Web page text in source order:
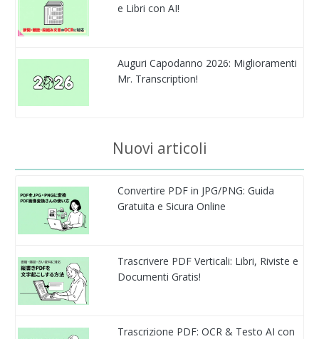
e Libri con AI!
Auguri Capodanno 2026: Miglioramenti
Mr. Transcription!
Nuovi articoli
Convertire PDF in JPG/PNG: Guida
Gratuita e Sicura Online
Trascrivere PDF Verticali: Libri, Riviste e
Documenti Gratis!
Trascrizione PDF: OCR & Testo AI con